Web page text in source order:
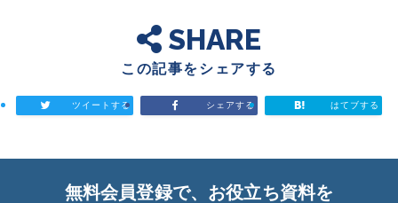
SHARE
この記事をシェアする
ツイートする シェアする はてブする
無料会員登録で、お役立ち資料を